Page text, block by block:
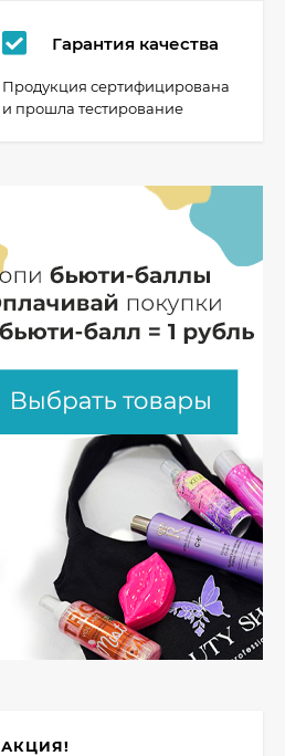
Гарантия качества
Продукция сертифицирована
и прошла тестирование
АКЦИЯ!